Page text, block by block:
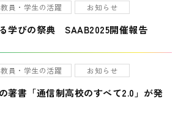
教員・学生の活躍 お知らせ
学びの祭典 SAAB2025開催報告
教員・学生の活躍 お知らせ
著書「通信制高校のすべて2.0」が発